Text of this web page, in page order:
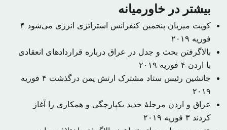
بیشتر در خاورمیانه
کویت میزبان پنجمین کنفرانس استراتژی انرژی می‌شود ۴
فوریه ۲۰۱۹
بالاگرفتن بحث و جدل در عراق درباره قراردادهای انعقادی
با اردن ۴ فوریه ۲۰۱۹
جانشین رئیس ستاد مشترک ارتش یمن درگذشت
۴ فوریه
۲۰۱۹
عراق و اردن مرحلهٔ جدید یکپارچگی و همکاری را آغاز
کردند ۳ فوریه ۲۰۱۹